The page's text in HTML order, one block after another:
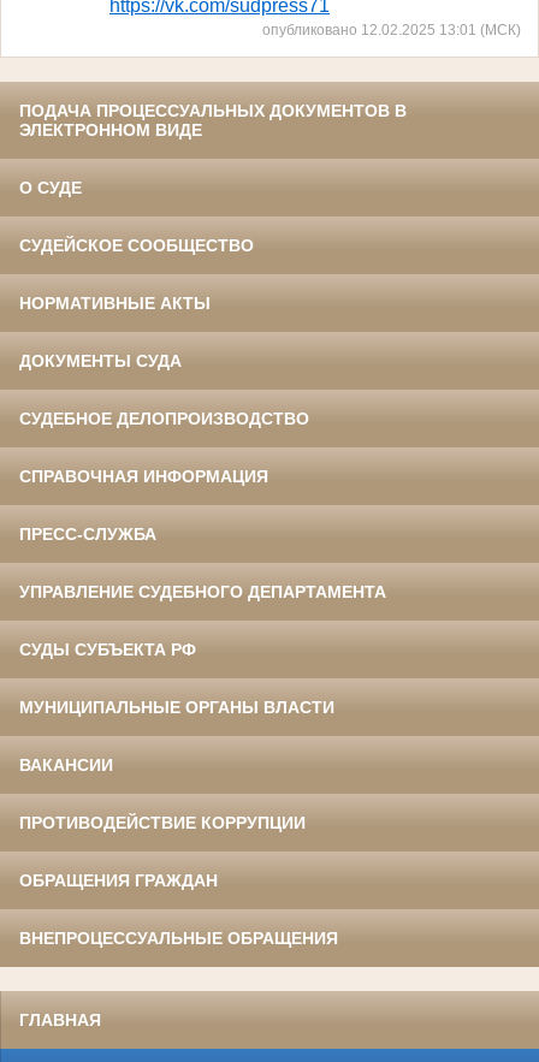
https://vk.com/sudpress71
опубликовано 12.02.2025 13:01 (МСК)
ПОДАЧА ПРОЦЕССУАЛЬНЫХ ДОКУМЕНТОВ В
ЭЛЕКТРОННОМ ВИДЕ
О СУДЕ
СУДЕЙСКОЕ СООБЩЕСТВО
НОРМАТИВНЫЕ АКТЫ
ДОКУМЕНТЫ СУДА
СУДЕБНОЕ ДЕЛОПРОИЗВОДСТВО
СПРАВОЧНАЯ ИНФОРМАЦИЯ
ПРЕСС-СЛУЖБА
УПРАВЛЕНИЕ СУДЕБНОГО ДЕПАРТАМЕНТА
СУДЫ СУБЪЕКТА РФ
МУНИЦИПАЛЬНЫЕ ОРГАНЫ ВЛАСТИ
ВАКАНСИИ
ПРОТИВОДЕЙСТВИЕ КОРРУПЦИИ
ОБРАЩЕНИЯ ГРАЖДАН
ВНЕПРОЦЕССУАЛЬНЫЕ ОБРАЩЕНИЯ
ГЛАВНАЯ